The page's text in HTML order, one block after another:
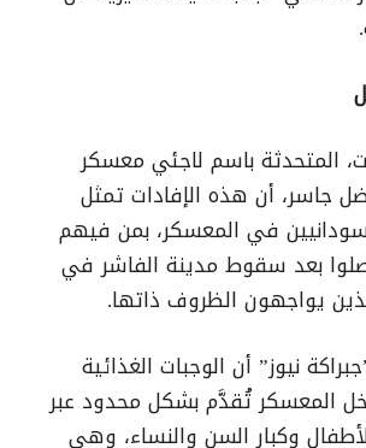
المتحدثة باسم لاجئي معسكر
جاسر، أن هذه الإفادات تمثل
في المعسكر، بمن فيهم
بعد سقوط مدينة الفاشر في
نيوز” أن الوجبات الغذائية
المعسكر تُقدَّم بشكل محدود عبر
وكبار السن والنساء، وهي